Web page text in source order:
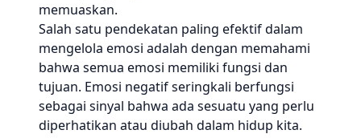
memuaskan.
Salah satu pendekatan paling efektif dalam
mengelola emosi adalah dengan memahami
bahwa semua emosi memiliki fungsi dan
tujuan. Emosi negatif seringkali berfungsi
sebagai sinyal bahwa ada sesuatu yang perlu
diperhatikan atau diubah dalam hidup kita.